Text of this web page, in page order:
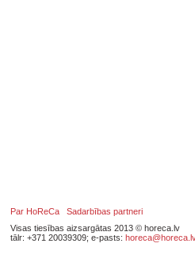
Par HoReCa
Sadarbības partneri
Visas tiesības aizsargātas 2013 © horeca.lv
tālr: +371 20039309; e-pasts: